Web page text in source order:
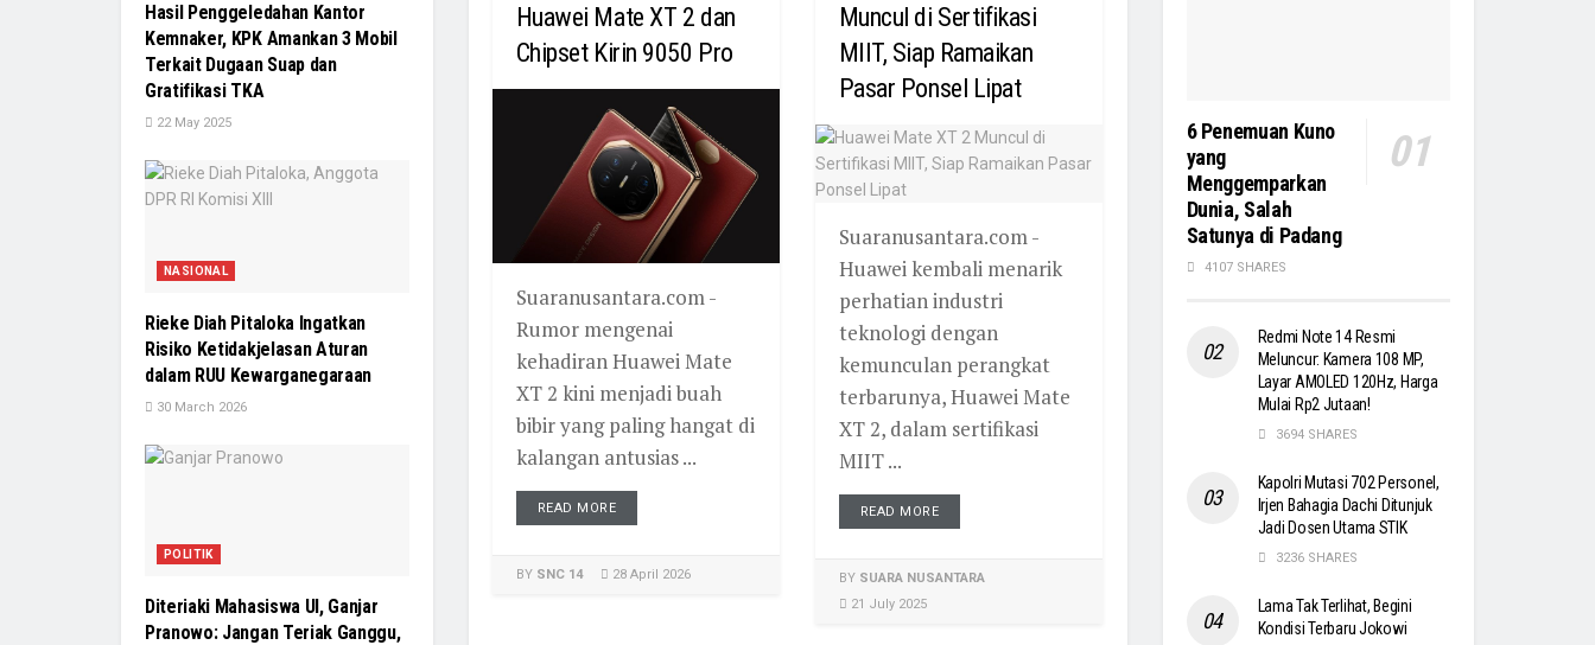
Huawei Mate XT 2 dan
Chipset Kirin 9050 Pro
Suaranusantara.com -
Rumor mengenai
kehadiran Huawei Mate
XT 2 kini menjadi buah
bibir yang paling hangat di
kalangan antusias ...
READ MORE
BY SNC 14 28 April 2026
Muncul di Sertifikasi
MIIT, Siap Ramaikan
Pasar Ponsel Lipat
Suaranusantara.com -
Huawei kembali menarik
perhatian industri
teknologi dengan
kemunculan perangkat
terbarunya, Huawei Mate
XT 2, dalam sertifikasi
MIIT ...
READ MORE
BY SUARA NUSANTARA
21 July 2025
Hasil Penggeledahan Kantor
Kemnaker, KPK Amankan 3 Mobil
Terkait Dugaan Suap dan
Gratifikasi TKA
22 May 2025
NASIONAL
Rieke Diah Pitaloka Ingatkan
Risiko Ketidakjelasan Aturan
dalam RUU Kewarganegaraan
30 March 2026
POLITIK
Diteriaki Mahasiswa UI, Ganjar
Pranowo: Jangan Teriak Ganggu,
6 Penemuan Kuno
yang
Menggemparkan
Dunia, Salah
Satunya di Padang
4107 SHARES
Redmi Note 14 Resmi
Meluncur: Kamera 108 MP,
Layar AMOLED 120Hz, Harga
Mulai Rp2 Jutaan!
3694 SHARES
Kapolri Mutasi 702 Personel,
Irjen Bahagia Dachi Ditunjuk
Jadi Dosen Utama STIK
3236 SHARES
Lama Tak Terlihat, Begini
Kondisi Terbaru Jokowi